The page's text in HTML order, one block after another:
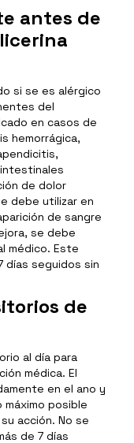
antes de
si se es alérgico
del
en casos de
hemorrágica,
de dolor
debe utilizar en
de sangre
se debe
médico. Este
días seguidos sin
de
al día para
médica. El
en el ano y
máximo posible
acción. No se
de 7 días